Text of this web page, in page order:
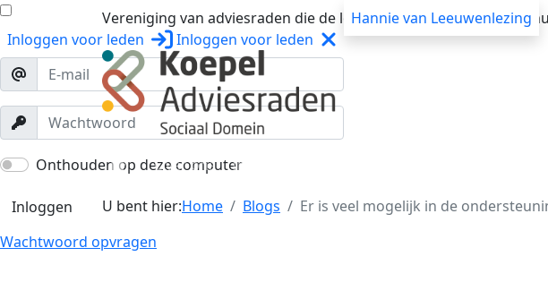
Inloggen voor leden Inloggen voor leden
Onthouden op deze computer
Inloggen
Wachtwoord opvragen
Hannie van Leeuwenlezing
Vereniging van adviesraden die de lokale overheid adviseren
Over ons Trainingen
U bent hier:Home Blogs Er is veel mogelijk in de